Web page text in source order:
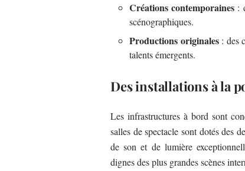
Créations contemporaines :
scénographiques.
Productions originales: des
talents émergents.
Des installations à la
Les infrastructures à bord sont
salles de spectacle sont dotés des
de son et de lumière
dignes des plus grandes scènes